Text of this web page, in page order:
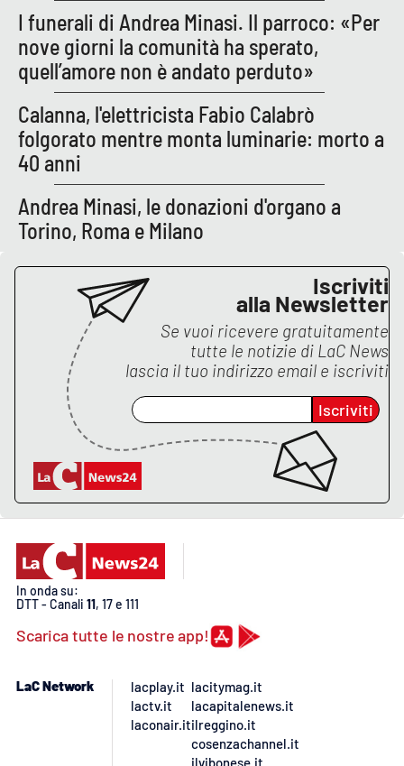
EDIZIONI
LOCALI
Catanzaro
Crotone
Vibo Valentia
Reggio Calabria
Lamezia Terme
PROGETTI
SPECIALI
Buona Sanità Calabria
LA
CALABRIAVISIONE
Destinazioni
Eventi
Food
I funerali di Andrea Minasi. Il parroco: «Per
nove giorni la comunità ha sperato,
quell’amore non è andato perduto»
Calanna, l'elettricista Fabio Calabrò
folgorato mentre monta luminarie: morto a
40 anni
Andrea Minasi, le donazioni d'organo a
Torino, Roma e Milano
Iscriviti
alla Newsletter
Se vuoi ricevere gratuitamente
tutte le notizie di LaC News
lascia il tuo indirizzo email e iscriviti
Iscriviti
In onda su:
DTT - Canali 11, 17 e 111
Scarica tutte le nostre app!
LaC Network
lacplay.it
lactv.it
laconair.it
lacitymag.it
lacapitalenews.it
ilreggino.it
cosenzachannel.it